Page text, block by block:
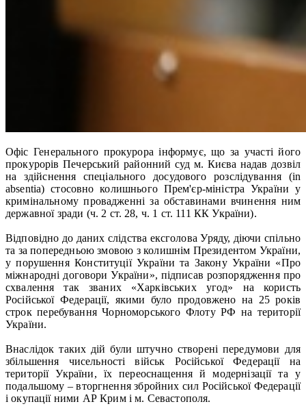
Офіс Генерального прокурора інформує, що за участі його
прокурорів Печерський районний суд м. Києва надав дозвіл
на здійснення спеціального досудового розслідування (in
absentia) стосовно колишнього Прем'єр-міністра України у
кримінальному провадженні за обставинами вчинення ним
державної зради (ч. 2 ст. 28, ч. 1 ст. 111 КК України).
Відповідно до даних слідства ексголова Уряду, діючи спільно
та за попередньою змовою з колишнім Президентом України,
у порушення Конституції України та Закону України «Про
міжнародні договори України», підписав розпорядження про
схвалення так званих «Харківських угод» на користь
Російської Федерації, якими було продовжено на 25 років
строк перебування Чорноморського Флоту РФ на території
України.
Внаслідок таких дій були штучно створені передумови для
збільшення чисельності військ Російської Федерації на
території України, їх переоснащення й модернізації та у
подальшому – вторгнення збройних сил Російської Федерації
і окупації ними АР Крим і м. Севастополя.